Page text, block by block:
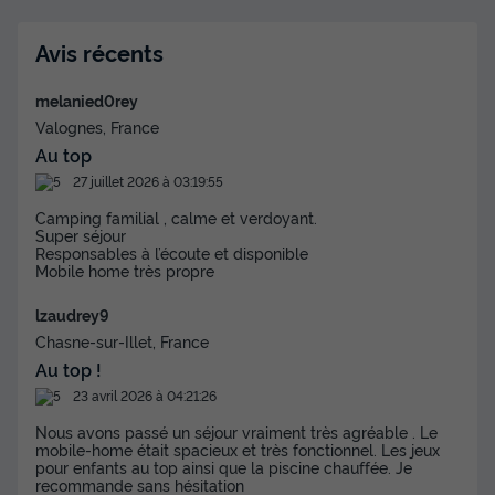
MOBILHOME 6 personnes - Confort (3
Annulation gratuite
Surface
36m²
Terrasse semi-couverte Animaux autorisés *
Barbecue
Cafetière
Chaise longue
+ 7
Avis récents
melanied0rey
Valognes, France
Au top
27 juillet 2026 à 03:19:55
Camping familial , calme et verdoyant.
Super séjour
Responsables à l’écoute et disponible
Mobile home très propre
lzaudrey9
Chasne-sur-Illet, France
Au top !
23 avril 2026 à 04:21:26
Nous avons passé un séjour vraiment très agréable . Le
mobile-home était spacieux et très fonctionnel. Les jeux
pour enfants au top ainsi que la piscine chauffée. Je
recommande sans hésitation